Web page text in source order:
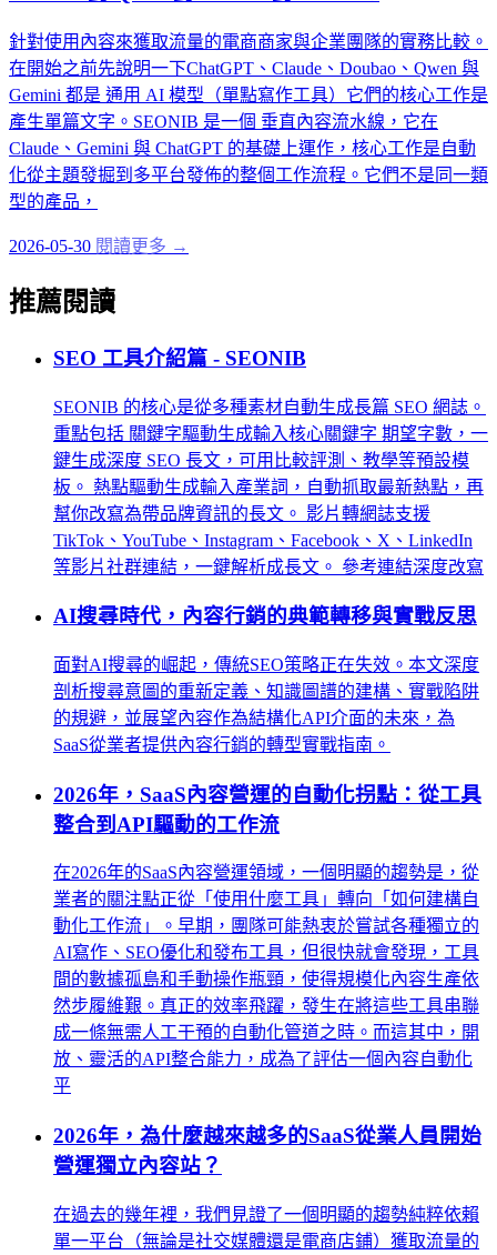
針對使用內容來獲取流量的電商商家與企業團隊的實務比較。
在開始之前先說明一下ChatGPT、Claude、Doubao、Qwen 與
Gemini 都是 通用 AI 模型（單點寫作工具）它們的核心工作是
產生單篇文字。SEONIB 是一個 垂直內容流水線，它在
Claude、Gemini 與 ChatGPT 的基礎上運作，核心工作是自動
化從主題發掘到多平台發佈的整個工作流程。它們不是同一類
型的產品，
2026-05-30 閱讀更多 →
推薦閱讀
SEO 工具介紹篇 - SEONIB
SEONIB 的核心是從多種素材自動生成長篇 SEO 網誌。
重點包括 關鍵字驅動生成輸入核心關鍵字 期望字數，一
鍵生成深度 SEO 長文，可用比較評測、教學等預設模
板。 熱點驅動生成輸入產業詞，自動抓取最新熱點，再
幫你改寫為帶品牌資訊的長文。 影片轉網誌支援
TikTok、YouTube、Instagram、Facebook、X、LinkedIn
等影片社群連結，一鍵解析成長文。 參考連結深度改寫
AI搜尋時代，內容行銷的典範轉移與實戰反思
面對AI搜尋的崛起，傳統SEO策略正在失效。本文深度
剖析搜尋意圖的重新定義、知識圖譜的建構、實戰陷阱
的規避，並展望內容作為結構化API介面的未來，為
SaaS從業者提供內容行銷的轉型實戰指南。
2026年，SaaS內容營運的自動化拐點：從工具
整合到API驅動的工作流
在2026年的SaaS內容營運領域，一個明顯的趨勢是，從
業者的關注點正從「使用什麼工具」轉向「如何建構自
動化工作流」。早期，團隊可能熱衷於嘗試各種獨立的
AI寫作、SEO優化和發布工具，但很快就會發現，工具
間的數據孤島和手動操作瓶頸，使得規模化內容生產依
然步履維艱。真正的效率飛躍，發生在將這些工具串聯
成一條無需人工干預的自動化管道之時。而這其中，開
放、靈活的API整合能力，成為了評估一個內容自動化
平
2026年，為什麼越來越多的SaaS從業人員開始
營運獨立內容站？
在過去的幾年裡，我們見證了一個明顯的趨勢純粹依賴
單一平台（無論是社交媒體還是電商店鋪）獲取流量的